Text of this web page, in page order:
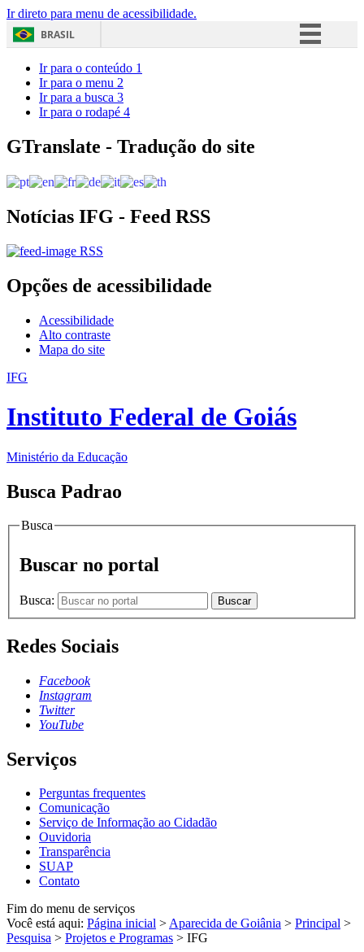
Ir direto para menu de acessibilidade.
BRASIL
Acesso à informação
Ir para o conteúdo 1
Ir para o menu 2
Ir para a busca 3
Ir para o rodapé 4
GTranslate - Tradução do site
Notícias IFG - Feed RSS
RSS
Opções de acessibilidade
Acessibilidade
Alto contraste
Mapa do site
IFG
Instituto Federal de Goiás
Ministério da Educação
Busca Padrao
Busca
Buscar no portal
Busca: Buscar
Redes Sociais
Facebook
Instagram
Twitter
YouTube
Serviços
Perguntas frequentes
Comunicação
Serviço de Informação ao Cidadão
Ouvidoria
Transparência
SUAP
Contato
Fim do menu de serviços
Você está aqui: Página inicial >Aparecida de Goiânia > Principal >
Pesquisa > Projetos e Programas > IFG